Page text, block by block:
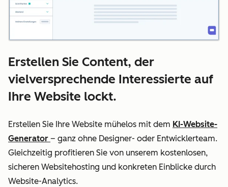
Erstellen Sie Content, der
vielversprechende Interessierte auf
Ihre Website lockt.
Erstellen Sie Ihre Website mühelos mit dem KI-Website-
Generator – ganz ohne Designer- oder Entwicklerteam.
Gleichzeitig profitieren Sie von unserem kostenlosen,
sicheren Websitehosting und konkreten Einblicke durch
Website-Analytics.